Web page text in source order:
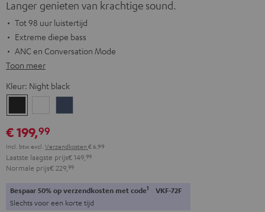
Langer genieten van krachtige sound.
Tot 98 uur luistertijd
Extreme diepe bass
ANC en Conversation Mode
Toon meer
Kleur: Night black
black
white
€ 199,99
Incl. btwexcl. Verzendkosten € 6,99
Laatste laagste prijs€ 149, 99
Normale prijs€ 229, 99
Bespaar 50% op verzendkosten met code1 VKF-72F
Slechts voor een korte tijd